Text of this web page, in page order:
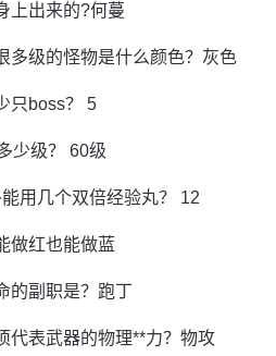
上出来的?何蔓
多级的怪物是什么颜色？灰色
只boss？ 5
少级？ 60级
用几个双倍经验丸？ 12
做红也能做蓝
的副职是？跑丁
代表武器的物理**力？物攻